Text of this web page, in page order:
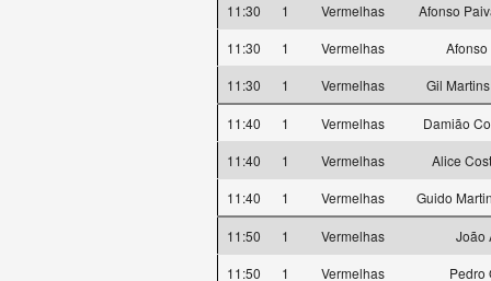
11:30 1 Vermelhas
Afonso
11:30
1 Vermelhas
11:30
1 Vermelhas Gil
11:40 1 Vermelhas
Damião
11:40
1 Vermelhas
Alice
11:40
1 Vermelhas Guido
11:50 1 Vermelhas
João
11:50
1 Vermelhas
Pedro